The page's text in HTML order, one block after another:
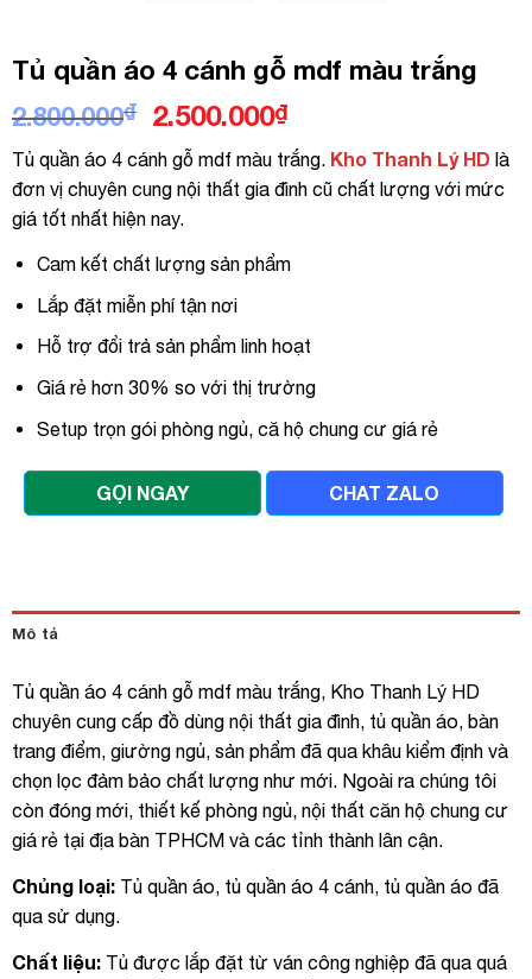
Tủ quần áo 4 cánh gỗ mdf màu trắng
2.800.000₫
Giá
gốc
là:
2.800.000₫.
2.500.000₫Giá
hiện
tại
là:
Tủ quần áo 4 cánh gỗ mdf màu trắng. Kho Thanh Lý HD là
đơn vị chuyên cung nội thất gia đình cũ chất lượng với mức
giá tốt nhất hiện nay.
Cam kết chất lượng sản phẩm
Lắp đặt miễn phí tận nơi
Hỗ trợ đổi trả sản phẩm linh hoạt
Giá rẻ hơn 30% so với thị trường
Setup trọn gói phòng ngủ, că hộ chung cư giá rẻ
GỌI NGAY CHAT ZALO
Mô tả
Tủ quần áo 4 cánh gỗ mdf màu trắng, Kho Thanh Lý HD
chuyên cung cấp đồ dùng nội thất gia đình, tủ quần áo, bàn
trang điểm, giường ngủ, sản phẩm đã qua khâu kiểm định và
chọn lọc đảm bảo chất lượng như mới. Ngoài ra chúng tôi
còn đóng mới, thiết kế phòng ngủ, nội thất căn hộ chung cư
giá rẻ tại địa bàn TPHCM và các tỉnh thành lân cận.
Chủng loại: Tủ quần áo, tủ quần áo 4 cánh, tủ quần áo đã
qua sử dụng.
Chất liệu: Tủ được lắp đặt từ ván công nghiệp đã qua quá